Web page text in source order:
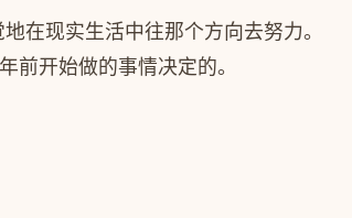
在现实生活中往那个方向去努力。
前开始做的事情决定的。